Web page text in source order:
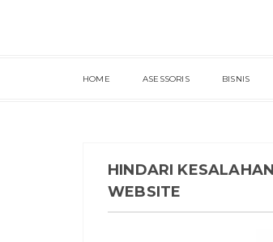
HOME ASESSORIS BISNIS
HINDARI
WEBSITE